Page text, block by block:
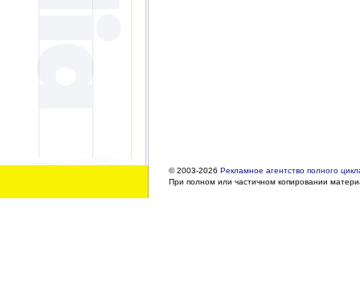
© 2003-2026 Рекламное агентство полного
При полном или частичном копировании